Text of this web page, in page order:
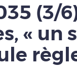
(3/
« un